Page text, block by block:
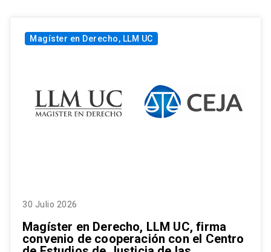
Magíster en Derecho, LLM UC
30 Julio 2026
Magíster en Derecho, LLM UC, firma
convenio de cooperación con el Centro